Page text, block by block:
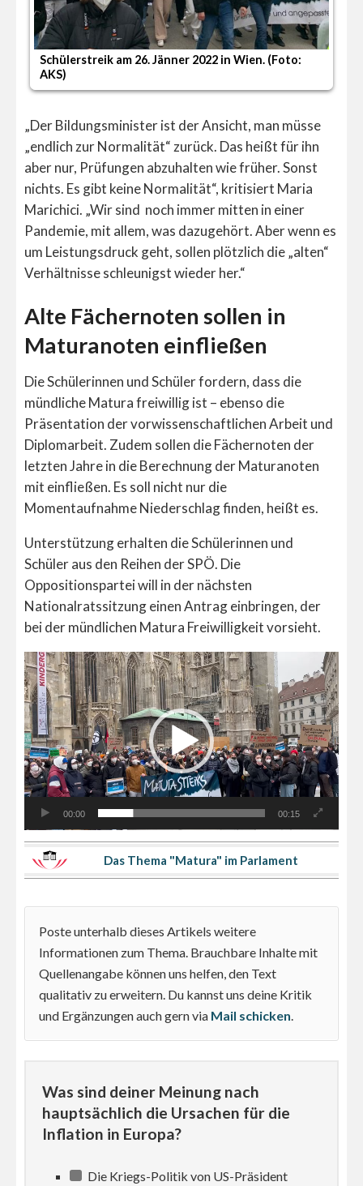
Schülerstreik am 26. Jänner 2022 in Wien. (Foto:
AKS)
„Der Bildungsminister ist der Ansicht, man müsse
„endlich zur Normalität“ zurück. Das heißt für ihn
aber nur, Prüfungen abzuhalten wie früher. Sonst
nichts. Es gibt keine Normalität“, kritisiert Maria
Marichici. „Wir sind noch immer mitten in einer
Pandemie, mit allem, was dazugehört. Aber wenn es
um Leistungsdruck geht, sollen plötzlich die „alten“
Verhältnisse schleunigst wieder her.“
Alte Fächernoten sollen in
Maturanoten einfließen
Die Schülerinnen und Schüler fordern, dass die
mündliche Matura freiwillig ist – ebenso die
Präsentation der vorwissenschaftlichen Arbeit und
Diplomarbeit. Zudem sollen die Fächernoten der
letzten Jahre in die Berechnung der Maturanoten
mit einfließen. Es soll nicht nur die
Momentaufnahme Niederschlag finden, heißt es.
Unterstützung erhalten die Schülerinnen und
Schüler aus den Reihen der SPÖ. Die
Oppositionspartei will in der nächsten
Nationalratssitzung einen Antrag einbringen, der
bei der mündlichen Matura Freiwilligkeit vorsieht.
Video-
Player
00:00 00:15
Das Thema "Matura" im Parlament
Poste unterhalb dieses Artikels weitere
Informationen zum Thema. Brauchbare Inhalte mit
Quellenangabe können uns helfen, den Text
qualitativ zu erweitern. Du kannst uns deine Kritik
und Ergänzungen auch gern via Mail schicken.
Was sind deiner Meinung nach
hauptsächlich die Ursachen für die
Inflation in Europa?
Die Kriegs-Politik von US-Präsident